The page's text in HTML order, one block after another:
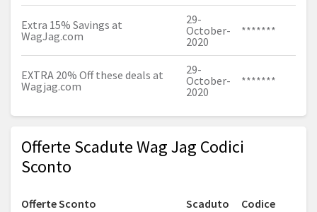
Extra 15% Savings at
WagJag.com
29-
October-
2020
*******
EXTRA 20% Off these deals at
Wagjag.com
29-
October-
2020
*******
Offerte Scadute Wag Jag Codici
Sconto
Offerte Sconto Scaduto Codice